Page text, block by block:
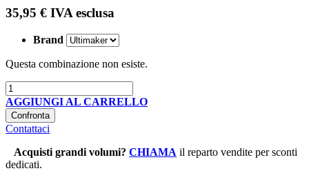
35,95 € IVA esclusa
Brand
Questa combinazione non esiste.
AGGIUNGI AL CARRELLO
Confronta
Contattaci
Acquisti grandi volumi? CHIAMA il reparto vendite per sconti
dedicati.